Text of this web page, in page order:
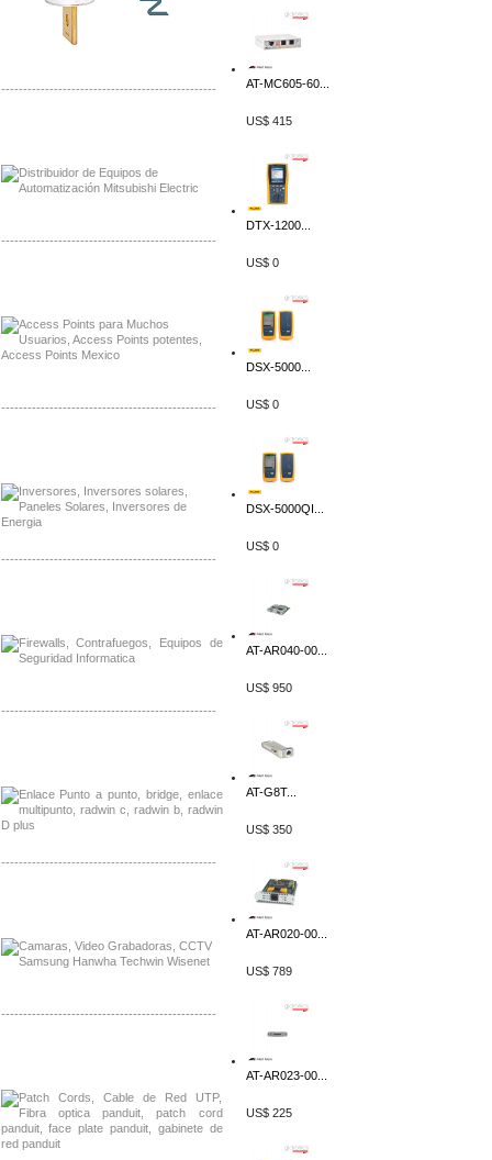
-------------------------------------------------
-------------------------------------------------
-------------------------------------------------
-------------------------------------------------
-------------------------------------------------
-------------------------------------------------
-------------------------------------------------
AT-MC605-60...
US$ 415
DTX-1200...
US$ 0
DSX-5000...
US$ 0
DSX-5000QI...
US$ 0
AT-AR040-00...
US$ 950
AT-G8T...
US$ 350
AT-AR020-00...
US$ 789
AT-AR023-00...
US$ 225